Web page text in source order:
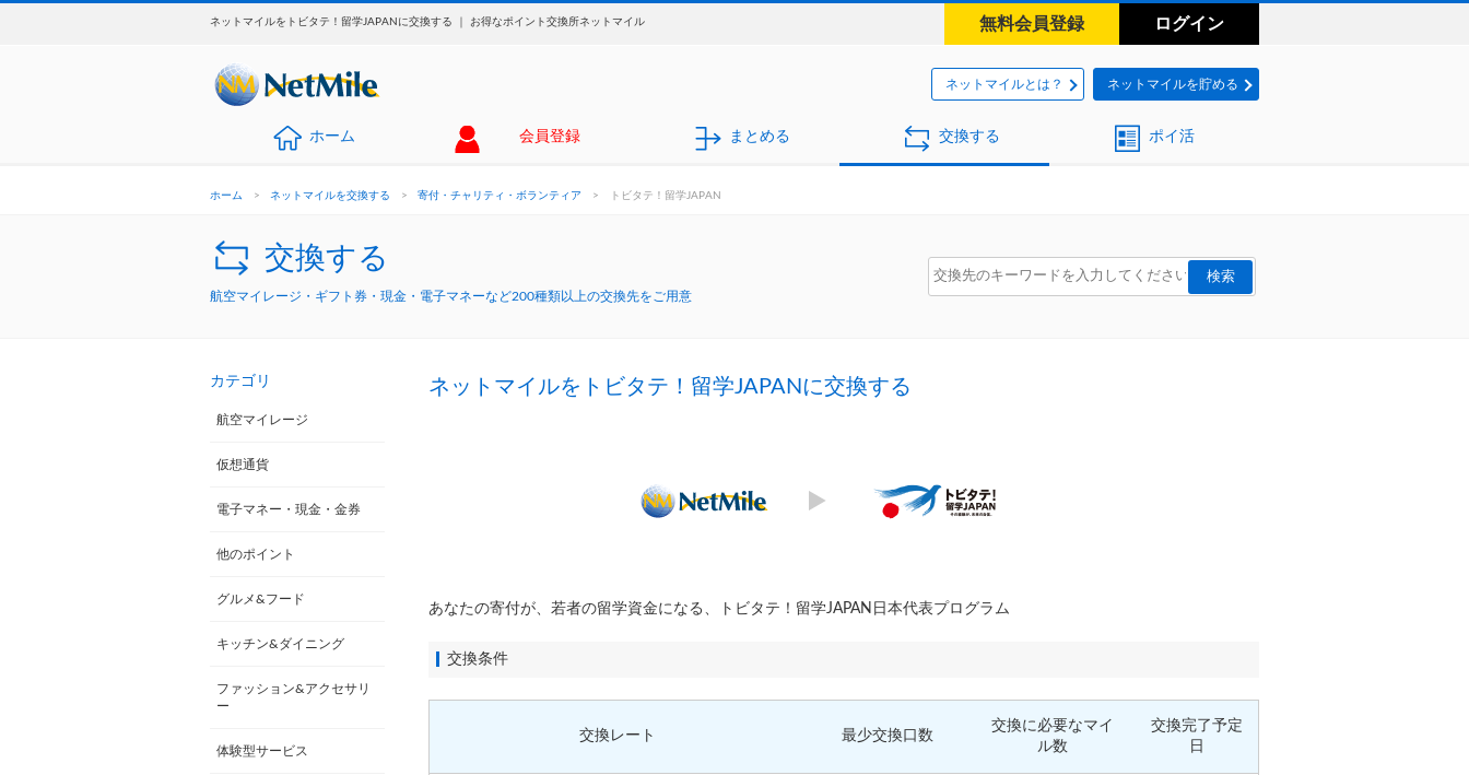
ネットマイルをトビタテ！留学JAPANに交換する ｜ お得なポイント交換所ネットマイル 無料会員登録 ログイン
ネットマイルとは？ ネットマイルを貯める
ホーム 会員登録 まとめる 交換する ポイ活
ホーム > ネットマイルを交換する > 寄付・チャリティ・ボランティア > トビタテ！留学JAPAN
交換する
航空マイレージ・ギフト券・現金・電子マネーなど200種類以上の交換先をご用意
カテゴリ
航空マイレージ
仮想通貨
電子マネー・現金・金券
他のポイント
グルメ&フード
キッチン&ダイニング
ファッション&アクセサリ
ー
体験型サービス
ネットマイルをトビタテ！留学JAPANに交換する
あなたの寄付が、若者の留学資金になる、トビタテ！留学JAPAN日本代表プログラム
交換条件
交換レート 最少交換口数
交換に必要なマイ
ル数
交換完了予定
日